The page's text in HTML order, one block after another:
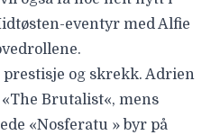
eventyr med Alfie
og skrekk. Adrien
«The Brutalist«, mens
«Nosferatu » byr på